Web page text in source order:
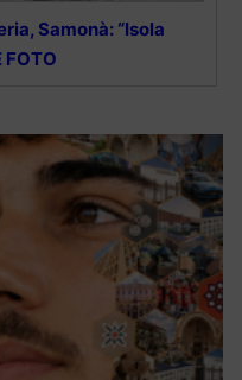
Samonà: “Isola
FOTO